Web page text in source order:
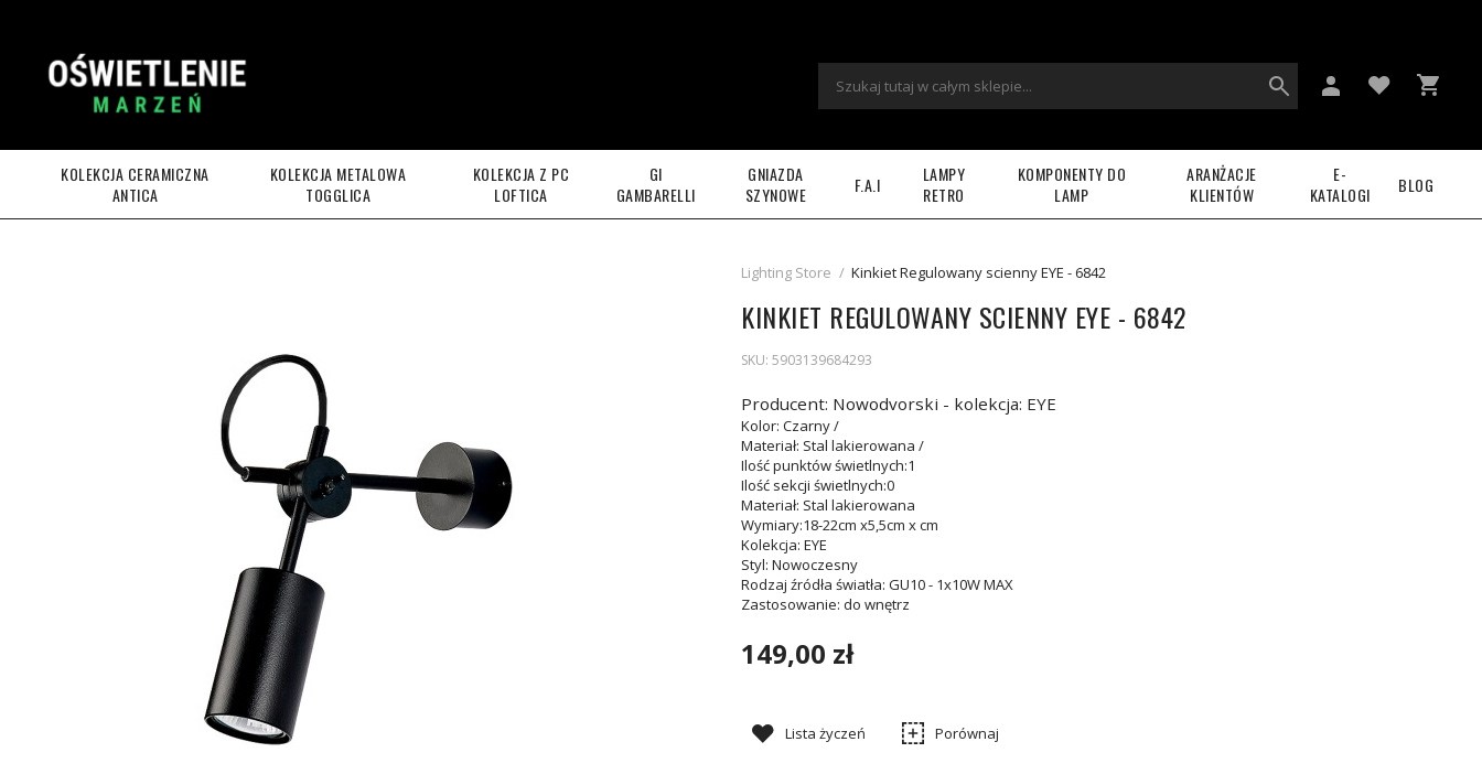
KOLEKCJA CERAMICZNA
ANTICA
KOLEKCJA METALOWA
TOGGLICA
KOLEKCJA Z PC
LOFTICA
GI
GAMBARELLI
GNIAZDA
SZYNOWE
F.A.I
LAMPY
RETRO
KOMPONENTY DO
LAMP
ARANŻACJE
KLIENTÓW
E-
KATALOGI
BLOG
Lighting Store / Kinkiet Regulowany scienny EYE - 6842
KINKIET REGULOWANY SCIENNY EYE - 6842
SKU: 5903139684293
Producent: Nowodvorski - kolekcja: EYE
Kolor: Czarny /
Materiał: Stal lakierowana /
Ilość punktów świetlnych:1
Ilość sekcji świetlnych:0
Materiał: Stal lakierowana
Wymiary:18-22cm x5,5cm x cm
Kolekcja: EYE
Styl: Nowoczesny
Rodzaj źródła światła: GU10 - 1x10W MAX
Zastosowanie: do wnętrz
149,00 zł
Lista życzeń Porównaj